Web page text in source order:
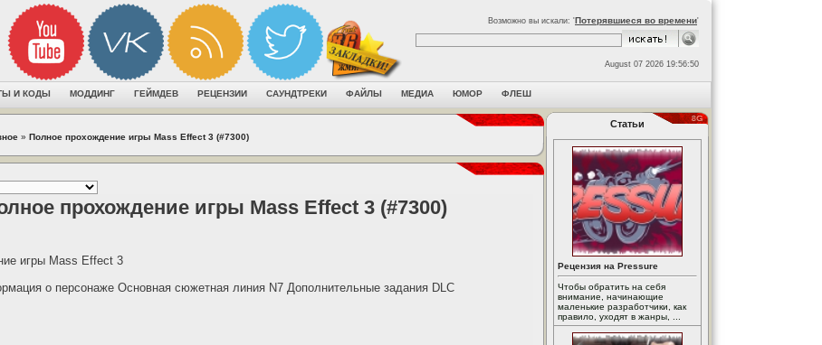
Возможно вы искали: 'Потерявшиеся во времени'
August 07 2026 19:56:50
И КОДЫ МОДДИНГ ГЕЙМДЕВ РЕЦЕНЗИИ САУНДТРЕКИ ФАЙЛЫ МЕДИА ЮМОР ФЛЕШ
» Полное прохождение игры Mass Effect 3 (#7300)
прохождение игры Mass Effect 3 (#7300)
игры Mass Effect 3
о персонаже Основная сюжетная линия N7 Дополнительные задания DLC
Статьи
Рецензия на Pressure
Чтобы обратить на себя
внимание, начинающие
маленькие разработчики, как
правило, уходят в жанры, ...